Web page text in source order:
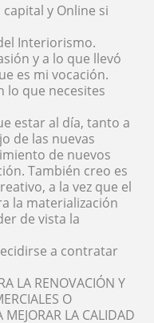
y Online si
Interiorismo.
y a lo que llevó
es mi vocación.
lo que necesites
estar al día, tanto a
de las nuevas
de nuevos
También creo es
a la vez que el
la materialización
de vista la
a contratar
LA RENOVACIÓN Y
O
LA CALIDAD